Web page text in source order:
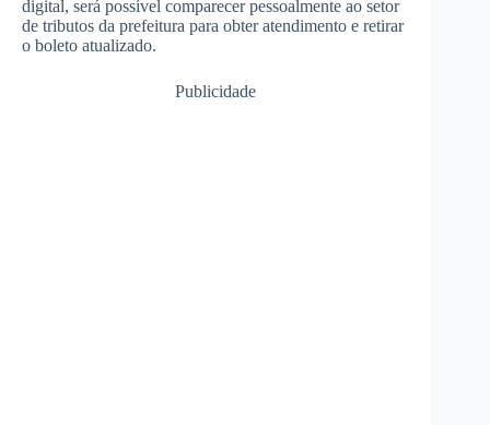
digital, será possível comparecer pessoalmente ao setor
de tributos da prefeitura para obter atendimento e retirar
o boleto atualizado.
Publicidade